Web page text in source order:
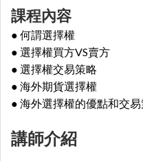
課程內容
● 何謂選擇權
● 選擇權買方VS賣方
● 選擇權交易策略
● 海外期貨選擇權
● 海外選擇權的優點和交易
講師介紹